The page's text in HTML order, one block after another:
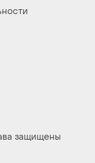
защищены